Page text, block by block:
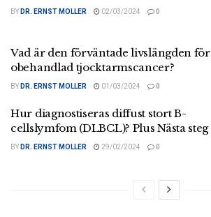
BY DR. ERNST MOLLER 02/03/2024 0
Vad är den förväntade livslängden för
obehandlad tjocktarmscancer?
BY DR. ERNST MOLLER 01/03/2024 0
Hur diagnostiseras diffust stort B-
cellslymfom (DLBCL)? Plus Nästa steg
BY DR. ERNST MOLLER 29/02/2024 0